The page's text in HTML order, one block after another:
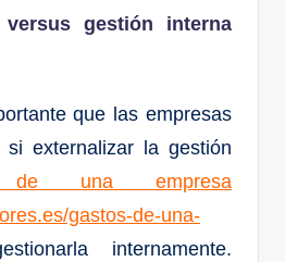
versus gestión interna
que las empresas
si externalizar la gestión
de una empresa
gastos-de-una-
internamente.